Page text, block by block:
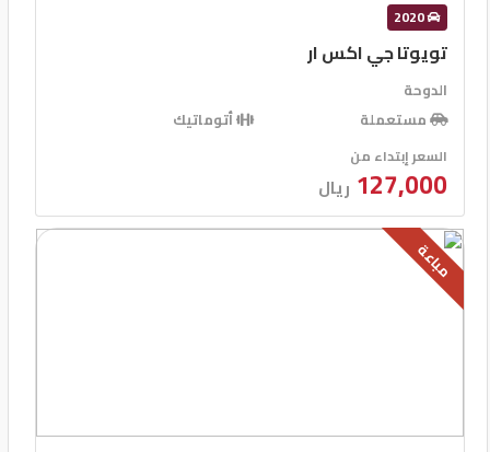
2020
تويوتا جي اكس ار
الدوحة
مستعملة
أتوماتيك
السعر إبتداء من
127,000 ريال
مباعة